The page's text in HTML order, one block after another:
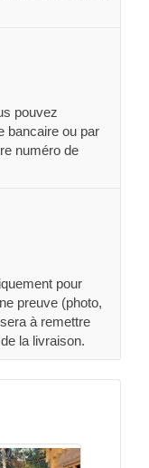
pouvez
bancaire ou par
numéro de
pour
preuve (photo,
à remettre
la livraison.